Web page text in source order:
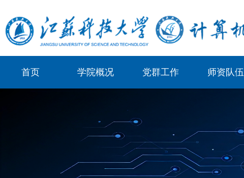
首页 学院概况 党群工作 师资队伍